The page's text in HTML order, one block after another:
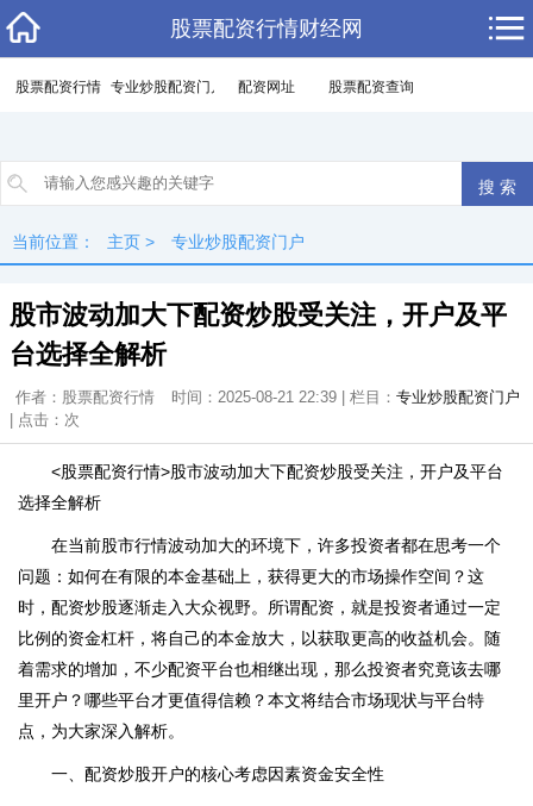
股票配资行情财经网
股票配资行情 专业炒股配资门户 配资网址 股票配资查询
当前位置： 主页 > 专业炒股配资门户
股市波动加大下配资炒股受关注，开户及平
台选择全解析
作者：股票配资行情 时间：2025-08-21 22:39 | 栏目： 专业炒股配资门户
| 点击： 次
<股票配资行情>股市波动加大下配资炒股受关注，开户及平台
选择全解析
在当前股市行情波动加大的环境下，许多投资者都在思考一个
问题：如何在有限的本金基础上，获得更大的市场操作空间？这
时，配资炒股逐渐走入大众视野。所谓配资，就是投资者通过一定
比例的资金杠杆，将自己的本金放大，以获取更高的收益机会。随
着需求的增加，不少配资平台也相继出现，那么投资者究竟该去哪
里开户？哪些平台才更值得信赖？本文将结合市场现状与平台特
点，为大家深入解析。
一、配资炒股开户的核心考虑因素资金安全性